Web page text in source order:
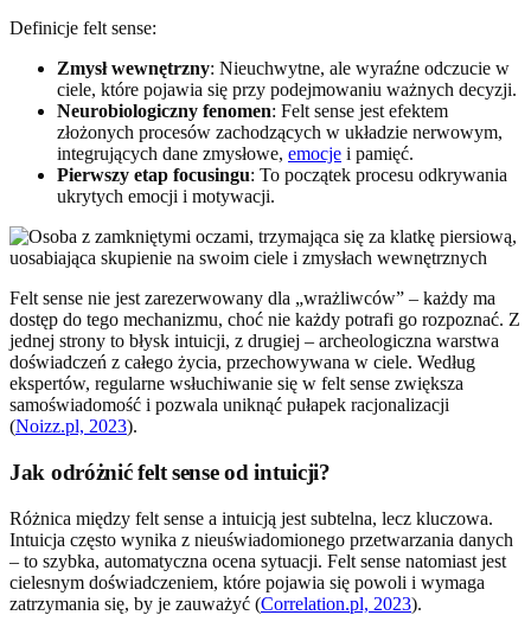
Definicje felt sense:
Zmysł wewnętrzny: Nieuchwytne, ale wyraźne odczucie w
ciele, które pojawia się przy podejmowaniu ważnych decyzji.
Neurobiologiczny fenomen: Felt sense jest efektem
złożonych procesów zachodzących w układzie nerwowym,
integrujących dane zmysłowe, emocje i pamięć.
Pierwszy etap focusingu: To początek procesu odkrywania
ukrytych emocji i motywacji.
Felt sense nie jest zarezerwowany dla „wrażliwców” – każdy ma
dostęp do tego mechanizmu, choć nie każdy potrafi go rozpoznać. Z
jednej strony to błysk intuicji, z drugiej – archeologiczna warstwa
doświadczeń z całego życia, przechowywana w ciele. Według
ekspertów, regularne wsłuchiwanie się w felt sense zwiększa
samoświadomość i pozwala uniknąć pułapek racjonalizacji
(Noizz.pl, 2023).
Jak odróżnić felt sense od intuicji?
Różnica między felt sense a intuicją jest subtelna, lecz kluczowa.
Intuicja często wynika z nieuświadomionego przetwarzania danych
– to szybka, automatyczna ocena sytuacji. Felt sense natomiast jest
cielesnym doświadczeniem, które pojawia się powoli i wymaga
zatrzymania się, by je zauważyć (Correlation.pl, 2023).